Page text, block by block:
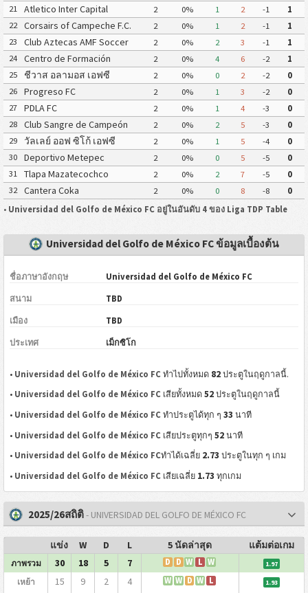
21
Atletico Inter Capital 2 0% 1 2 -1
1
22
Corsairs of Campeche F.C. 2 0% 1 2 -1
1
23
Club Aztecas AMF Soccer
Aragón
2 0% 2 3 -1
1
24
Centro de Formación
Chiapas Fútbol
2 0% 4 6 -2
1
25
ชีวาส อลามอส เอฟซี 2 0% 0 2 -2
0
26
Progreso FC 2 0% 1 3 -2
0
27
PDLA FC 2 0% 1 4 -3
0
28
Club Sangre de Campeón 2 0% 2 5 -3
0
29
วัลเลย์ ออฟ ซิโก้ เอฟซี 2 0% 1 5 -4
0
30
Deportivo Metepec
(Eurosoccer FC)
2 0% 0 5 -5
0
31
Tlapa Mazatecochco 2 0% 2 7 -5
0
32
Cantera Coka 2 0% 0 8 -8
0
• Universidad del Golfo de México FC อยู่ในอันดับ 4 ของ Liga TDP Table
Universidad del Golfo de México FC ข้อมูลเบื้องต้น
ชื่อภาษาอังกฤษ Universidad del Golfo de México FC
สนาม TBD
เมือง TBD
ประเทศ เม็กซิโก
• Universidad del Golfo de México FC ทำไปทั้งหมด 82 ประตูในฤดูกาลนี้.
• Universidad del Golfo de México FC เสียทั้งหมด52 ประตูในฤดูกาลนี้
• Universidad del Golfo de México FC ทำประตูได้ทุก ๆ33 นาที
• Universidad del Golfo de México FC เสียประตูทุกๆ52 นาที
• Universidad del Golfo de México FCทำได้เฉลี่ย 2.73 ประตูในทุก ๆ เกม
• Universidad del Golfo de México FC เสียเฉลี่ย 1.73 ทุกเกม
2025/26สถิติ- UNIVERSIDAD DEL GOLFO DE MÉXICO FC
แข่ง W D L 5 นัดล่าสุด แต้มต่อเกม
ภาพรวม 30 18 5 7 D D W L W 1.97
เหย้า 15 9 2 4 W W D W L 1.93